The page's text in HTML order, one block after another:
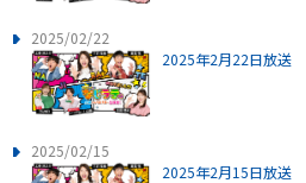
2025/02/22
2025年2月22日放送
2025/02/15
2025年2月15日放送